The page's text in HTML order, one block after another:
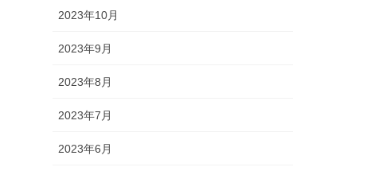
2023年10月
2023年9月
2023年8月
2023年7月
2023年6月